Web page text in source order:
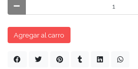
Agregar al carro